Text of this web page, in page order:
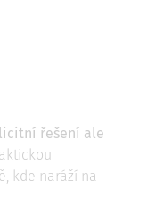
řešení ale
kde naráží na